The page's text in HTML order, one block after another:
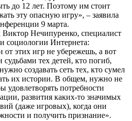
до 12 лет. Поэтому им стоит
эту опасную игру», – заявила
9 марта.
Нечипуренко, специалист
социологии Интернета:
этих игр не убережешь, а вот
тех детей, кто погиб,
создавать сеть тех, кто сумел
их истории. В общем, нужно не
удовлетворять потребности
развития каких-то значимых
(даже игровых), когда они
и получить признание».